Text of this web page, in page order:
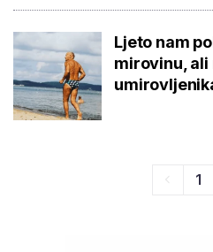
Ljeto nam
mirovinu, ali
1